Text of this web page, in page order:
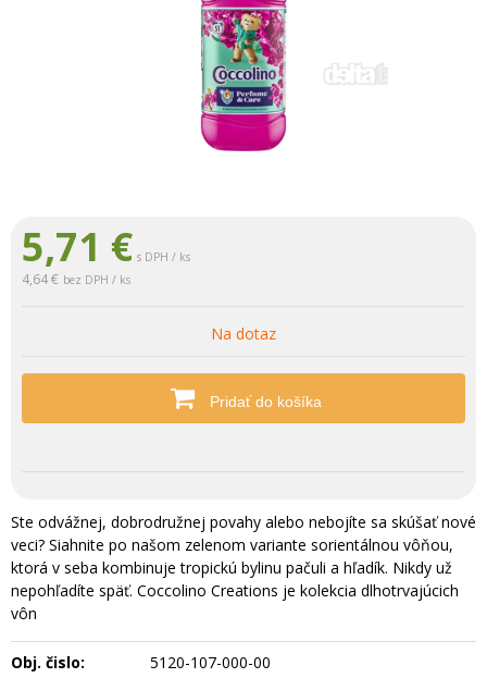
5,71 € s DPH / ks
4,64 € bez DPH / ks
Na dotaz
Pridať do košíka
Ste odvážnej, dobrodružnej povahy alebo nebojíte sa skúšať nové
veci? Siahnite po našom zelenom variante sorientálnou vôňou,
ktorá v seba kombinuje tropickú bylinu pačuli a hľadík. Nikdy už
nepohľadíte späť. Coccolino Creations je kolekcia dlhotrvajúcich
vôn
Obj. čislo:
5120-107-000-00